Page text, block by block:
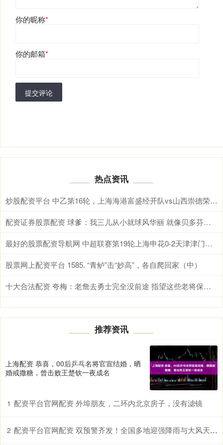
你的昵称*
你的邮箱*
提交评论
热点资讯
炒股配资平台 中乙第16轮，上海海港富盛经开队vs山西崇德荣海队，今日首发名单
配资证券股票配资 球爹：我三儿从小就球风华丽 就像贝多芬虽然聋但仍能创作
最好的股票配资导航网 中超联赛第19轮上海申花0-2天津津门虎 Match Day比赛日纪实
股票网上配资平台 1585. “青鲈”击“妙高”，各自爬回家（中）
十大合法配资 夸梅：老詹去勇士完全没前途 指望这些老将保持健康根本不可能
推荐资讯
上海配资 恭喜，00后乒乓名将官宣结婚，晒
婚戒撒糖，曾击败王楚钦一夜成名
1 配资平台官网配资 外埠朋友，二环内北京房子，没有滤镜
2 配资平台官网配资 双预警齐发！全国多地迎强降雨与大风天气，出行请注意